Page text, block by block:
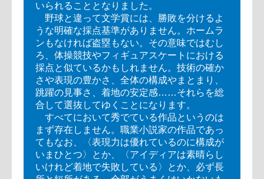
いられることとなりました。
野球と違って文学賞には、勝敗を分けるよ
うな明確な採点基準がありません。ホームラ
ンもなければ盗塁もない。その意味ではむし
ろ、体操競技やフィギュアスケートにおける
採点と似ているかもしれません。技術の確か
さや表現の豊かさ、全体の構成やまとまり、
跳躍の見事さ、着地の安定感……それらを総
合して選抜してゆくことになります。
すべてにおいて秀でている作品というのは
まず存在しません。職業小説家の作品であっ
てもなお、〈表現力は優れているのに構成が
いまひとつ〉とか、〈アイディアは素晴らし
いけれど着地で失敗している〉とか、必ず長